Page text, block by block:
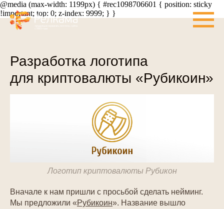
@media (max-width: 1199px) { #rec1098706601 { position: sticky
!important; top: 0; z-index: 9999; } }
Разработка логотипа
для криптовалюты «Рубикоин»
Логотип криптовалюты Рубикон
Вначале к нам пришли с просьбой сделать нейминг.
Мы предложили «Рубикоин». Название вышло